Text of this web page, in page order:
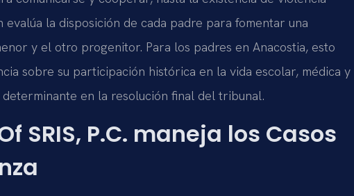
la disposición de cada padre para fomentar una
y el otro progenitor. Para los padres en Anacostia, esto
sobre su participación histórica en la vida escolar, médica y
en la resolución final del tribunal.
SRIS, P.C. maneja los Casos